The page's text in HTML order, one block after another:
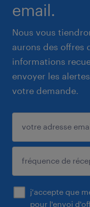
email.
Nous vous
aurons des offres
informations
envoyer les
votre demande.
j'accepte que
pour l'envoi